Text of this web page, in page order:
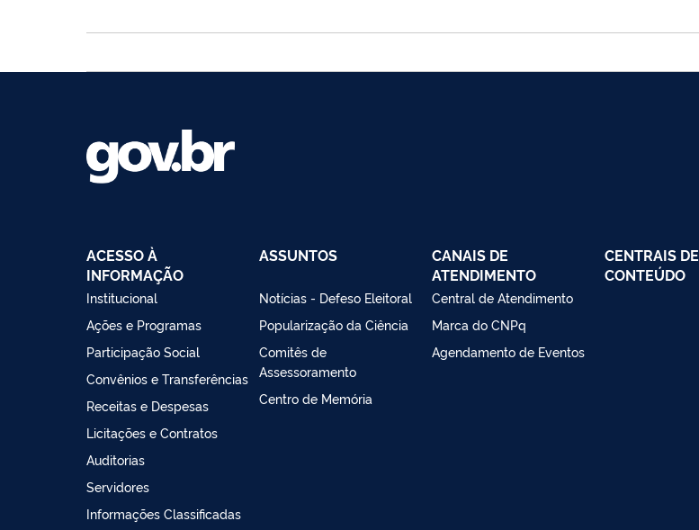
ACESSO À
INFORMAÇÃO
Institucional
Ações e Programas
Participação Social
Convênios e Transferências
Receitas e Despesas
Licitações e Contratos
Auditorias
Servidores
Informações Classificadas
ASSUNTOS
Notícias - Defeso Eleitoral
Popularização da Ciência
Comitês de
Assessoramento
Centro de Memória
CANAIS DE
ATENDIMENTO
Central de Atendimento
Marca do CNPq
Agendamento de Eventos
CENTRAIS DE
CONTEÚDO